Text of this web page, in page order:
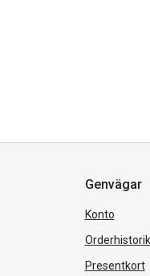
Genvägar
Konto
Orderhistorik
Presentkort